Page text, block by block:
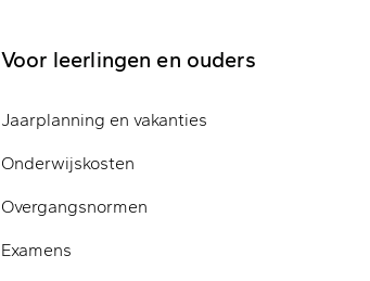
Voor leerlingen en ouders
Jaarplanning en vakanties
Onderwijskosten
Overgangsnormen
Examens